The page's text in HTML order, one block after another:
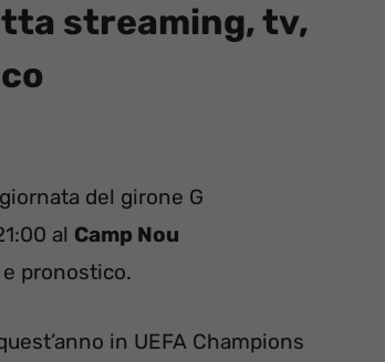
streaming, tv,
del girone G
al Camp Nou
pronostico.
in UEFA Champions